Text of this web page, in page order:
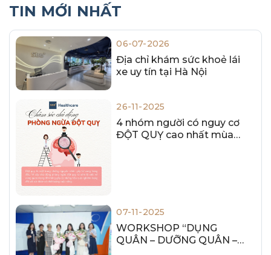
TIN MỚI NHẤT
06-07-2026
Địa chỉ khám sức khoẻ lái
xe uy tín tại Hà Nội
26-11-2025
4 nhóm người có nguy cơ
ĐỘT QUỴ cao nhất mùa
07-11-2025
WORKSHOP “DỤNG
QUÂN – DƯỠNG QUÂN –